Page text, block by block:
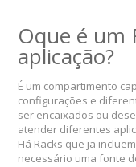
Oque é um
aplicação?
É um compartimento
configurações e
ser encaixados ou
atender diferentes
Há Racks que ja
necessário uma fonte